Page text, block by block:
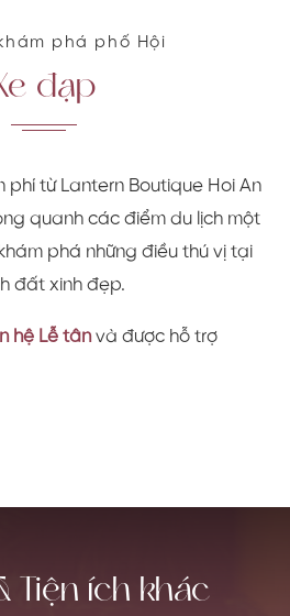
đạp
phá phố Hội
phí từ Lantern Boutique Hoi An
quanh các điểm du lịch một
phá những điều thú vị tại
đất xinh đẹp.
hệ Lễ tânvà được hỗ trợ
Tiện ích khác